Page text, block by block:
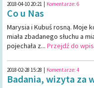
2018-04-10 20:21 Komentarze: 6
Co u Nas
Marysia i Kubuś rosną. Moje
miała zbadanego słuchu a
pojechała z... Przejdź do
2018-02-28 15:28 Komentarze: 4
Badania, wizyta za